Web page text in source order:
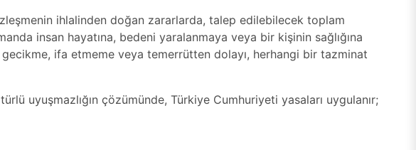
ihlalinden doğan zararlarda, talep edilebilecek toplam
insan hayatına, bedeni yaralanmaya veya bir kişinin sağlığına
ifa etmeme veya temerrütten dolayı, herhangi bir tazminat
uyuşmazlığın çözümünde, Türkiye Cumhuriyeti yasaları uygulanır;